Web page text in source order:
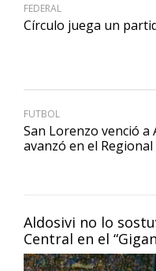
Aldosivi no lo
Central en el
FEDERAL
Círculo juega un
FUTBOL
San Lorenzo venció a
avanzó en el